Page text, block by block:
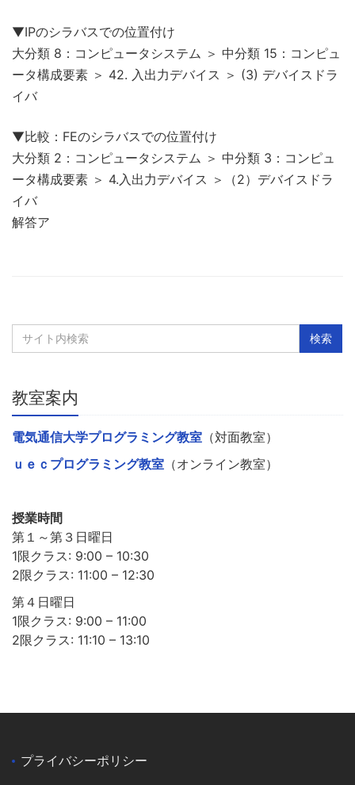
▼IPのシラバスでの位置付け
大分類 8：コンピュータシステム ＞ 中分類 15：コンピュ
ータ構成要素 ＞ 42. 入出力デバイス ＞ (3) デバイスドラ
イバ
▼比較：FEのシラバスでの位置付け
大分類 2：コンピュータシステム ＞ 中分類 3：コンピュ
ータ構成要素 ＞ 4.入出力デバイス ＞（2）デバイスドラ
イバ
解答ア
教室案内
電気通信大学プログラミング教室 （対面教室）
ｕｅｃプログラミング教室 （オンライン教室）
授業時間
第１～第３日曜日
1限クラス: 9:00 – 10:30
2限クラス: 11:00 – 12:30
第４日曜日
1限クラス: 9:00 – 11:00
2限クラス: 11:10 – 13:10
プライバシーポリシー